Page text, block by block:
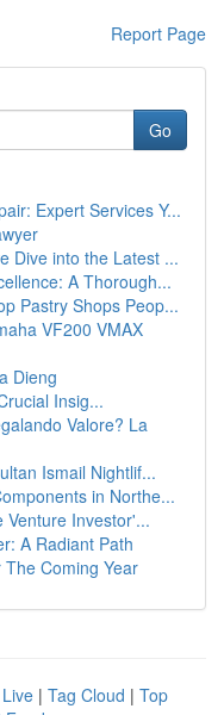
Report Page
Go
Expert Services Y...
Dive into the Latest ...
A Thorough...
Pastry Shops Peop...
VF200 VMAX
Dieng
Insig...
Valore? La
Ismail Nightlif...
in Northe...
Venture Investor'...
A Radiant Path
Coming Year
Live | Tag Cloud | Top